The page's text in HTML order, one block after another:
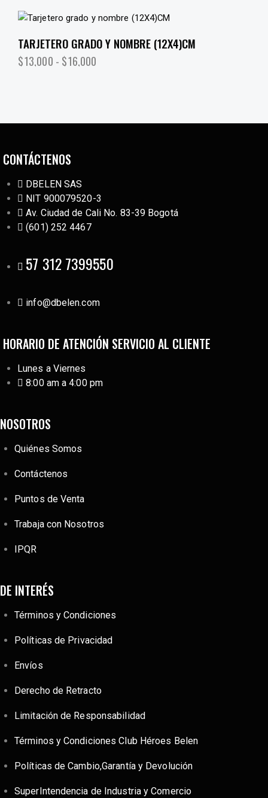
TARJETERO GRADO Y NOMBRE (12X4)CM
$13,000 - $16,000
CONTÁCTENOS
DBELEN SAS
NIT 900079520-3
Av. Ciudad de Cali No. 83-39 Bogotá
(601) 252 4467
57 312 7399550
info@dbelen.com
HORARIO DE ATENCIÓN SERVICIO AL CLIENTE
Lunes a Viernes
8:00 am a 4:00 pm
NOSOTROS
Quiénes Somos
Contáctenos
Puntos de Venta
Trabaja con Nosotros
IPQR
DE INTERÉS
Términos y Condiciones
Políticas de Privacidad
Envíos
Derecho de Retracto
Limitación de Responsabilidad
Términos y Condiciones Club Héroes Belen
Políticas de Cambio,Garantía y Devolución
SuperIntendencia de Industria y Comercio